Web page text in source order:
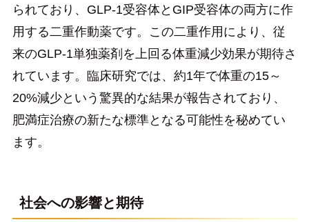
られており、GLP-1受容体とGIP受容体の両方に作
用する二重作動薬です。この二重作用により、従
来のGLP-1単独薬剤を上回る体重減少効果が期待さ
れています。臨床研究では、約1年で体重の15～
20%減少という驚異的な結果が報告されており、
肥満症治療の新たな標準となる可能性を秘めてい
ます。
社会への影響と期待